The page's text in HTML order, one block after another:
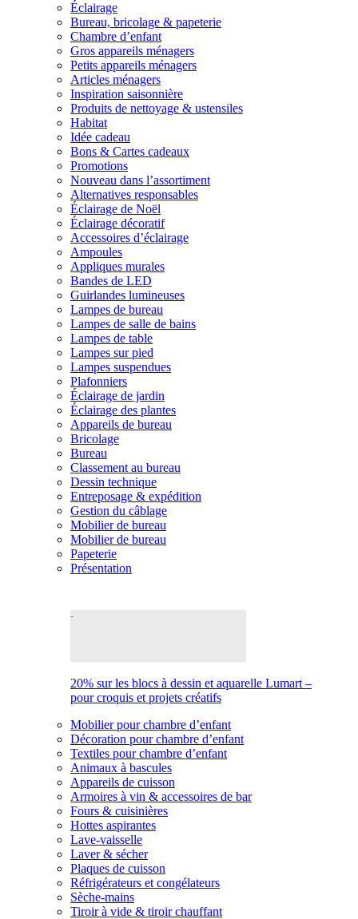
Éclairage
Bureau, bricolage & papeterie
Chambre d’enfant
Gros appareils ménagers
Petits appareils ménagers
Articles ménagers
Inspiration saisonnière
Produits de nettoyage & ustensiles
Habitat
Idée cadeau
Bons & Cartes cadeaux
Promotions
Nouveau dans l’assortiment
Alternatives responsables
Éclairage de Noël
Éclairage décoratif
Accessoires d’éclairage
Ampoules
Appliques murales
Bandes de LED
Guirlandes lumineuses
Lampes de bureau
Lampes de salle de bains
Lampes de table
Lampes sur pied
Lampes suspendues
Plafonniers
Éclairage de jardin
Éclairage des plantes
Appareils de bureau
Bricolage
Bureau
Classement au bureau
Dessin technique
Entreposage & expédition
Gestion du câblage
Mobilier de bureau
Mobilier de bureau
Papeterie
Présentation
20% sur les blocs à dessin et aquarelle Lumart –
pour croquis et projets créatifs
Mobilier pour chambre d’enfant
Décoration pour chambre d’enfant
Textiles pour chambre d’enfant
Animaux à bascules
Appareils de cuisson
Armoires à vin & accessoires de bar
Fours & cuisinières
Hottes aspirantes
Lave-vaisselle
Laver & sécher
Plaques de cuisson
Réfrigérateurs et congélateurs
Sèche-mains
Tiroir à vide & tiroir chauffant